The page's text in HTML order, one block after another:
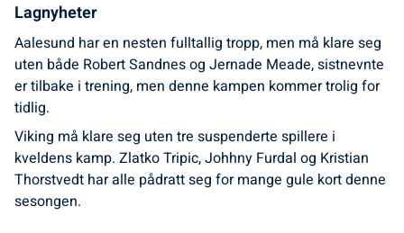
Lagnyheter
Aalesund har en nesten fulltallig tropp, men må klare seg
uten både Robert Sandnes og Jernade Meade, sistnevnte
er tilbake i trening, men denne kampen kommer trolig for
tidlig.
Viking må klare seg uten tre suspenderte spillere i
kveldens kamp. Zlatko Tripic, Johhny Furdal og Kristian
Thorstvedt har alle pådratt seg for mange gule kort denne
sesongen.